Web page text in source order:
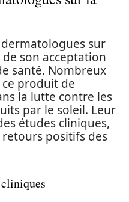
sur
son acceptation
santé. Nombreux
produit de
la lutte contre les
par le soleil. Leur
études cliniques,
positifs des